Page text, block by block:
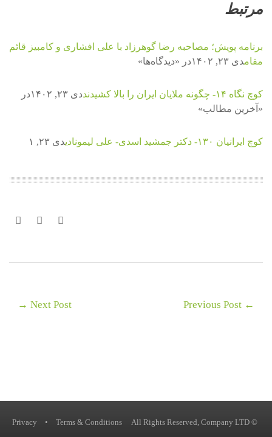
مرتبط
برنامه پویش؛ مصاحبه رضا گوهرزاد با علی افشاری و کامبیز قائم
مقامدی ۲۳, ۱۴۰۲ در «دیدگاه‌ها»
کوچ نگاه ۱۴- چگونه ملایان ایران را بالا کشیدند دی ۲۳, ۱۴۰۲
در
«آخرین مطالب»
کوچ ایرانیان ۱۳۰- دکتر جمشید اسدی- علی لیمونادی دی ۲۳, ۱
← Previous Post
Next Post →
Terms & Conditions
•
Privacy © All Rights Reserved, Company LTD